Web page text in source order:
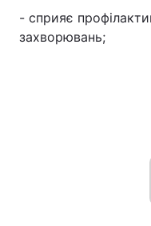
- сприяє
захворювань;